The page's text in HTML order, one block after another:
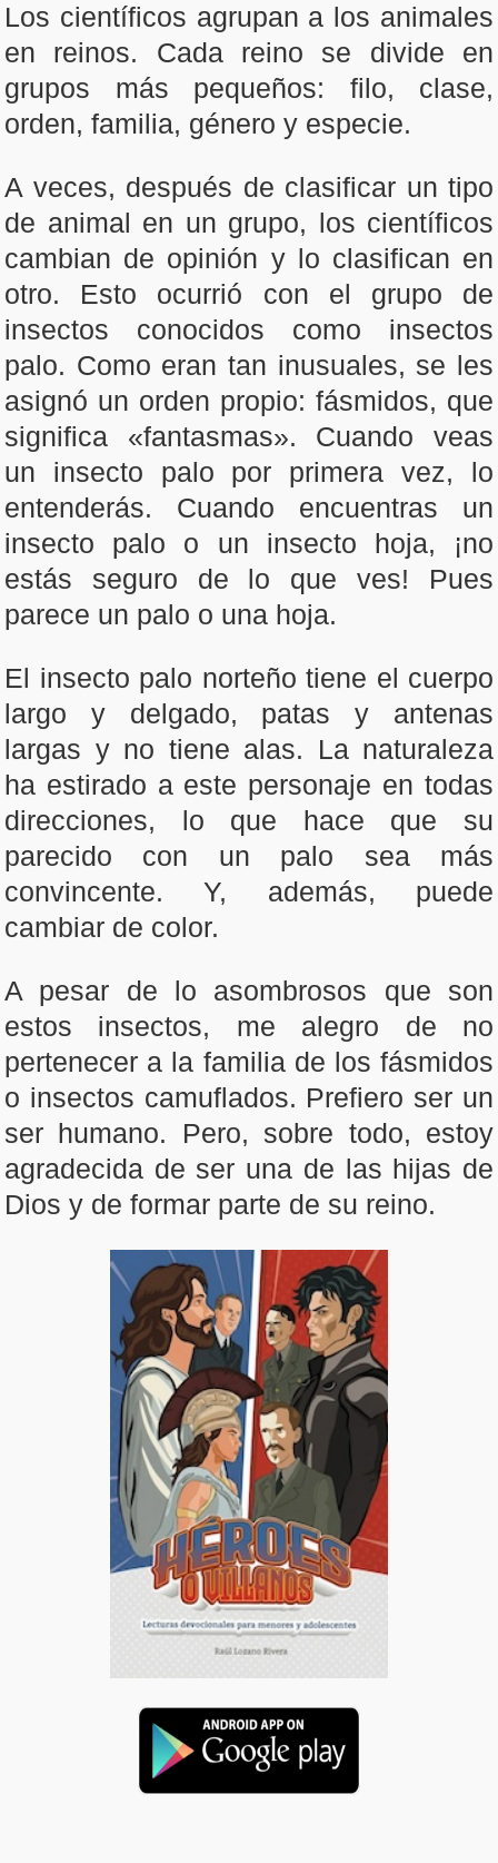
Los científicos agrupan a los animales
en reinos. Cada reino se divide en
grupos más pequeños: filo, clase,
orden, familia, género y especie.
A veces, después de clasificar un tipo
de animal en un grupo, los científicos
cambian de opinión y lo clasifican en
otro. Esto ocurrió con el grupo de
insectos conocidos como insectos
palo. Como eran tan inusuales, se les
asignó un orden propio: fásmidos, que
significa «fantasmas». Cuando veas
un insecto palo por primera vez, lo
entenderás. Cuando encuentras un
insecto palo o un insecto hoja, ¡no
estás seguro de lo que ves! Pues
parece un palo o una hoja.
El insecto palo norteño tiene el cuerpo
largo y delgado, patas y antenas
largas y no tiene alas. La naturaleza
ha estirado a este personaje en todas
direcciones, lo que hace que su
parecido con un palo sea más
convincente. Y, además, puede
cambiar de color.
A pesar de lo asombrosos que son
estos insectos, me alegro de no
pertenecer a la familia de los fásmidos
o insectos camuflados. Prefiero ser un
ser humano. Pero, sobre todo, estoy
agradecida de ser una de las hijas de
Dios y de formar parte de su reino.